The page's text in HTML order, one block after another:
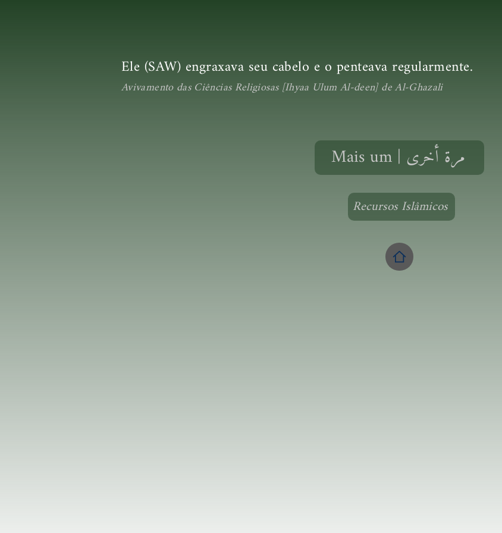
Ele (SAW) engraxava seu cabelo e o penteava regularmente.
Avivamento das Ciências Religiosas [Ihyaa Ulum Al-deen] de Al-Ghazali
Mais um | مرة أخرى
Recursos Islâmicos